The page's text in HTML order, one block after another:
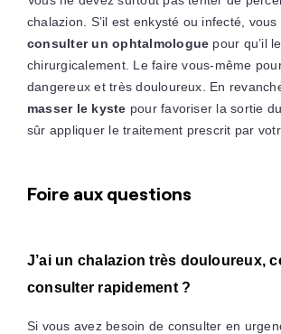
chalazion. S’il est enkysté ou infecté, vous
consulter un ophtalmologue pour qu’il
chirurgicalement. Le faire vous-même
dangereux et très douloureux. En
masser le kyste pour favoriser la sortie
sûr appliquer le traitement prescrit par
Foire aux questions
J’ai un chalazion très douloureux,
consulter rapidement ?
Si vous avez besoin de consulter en